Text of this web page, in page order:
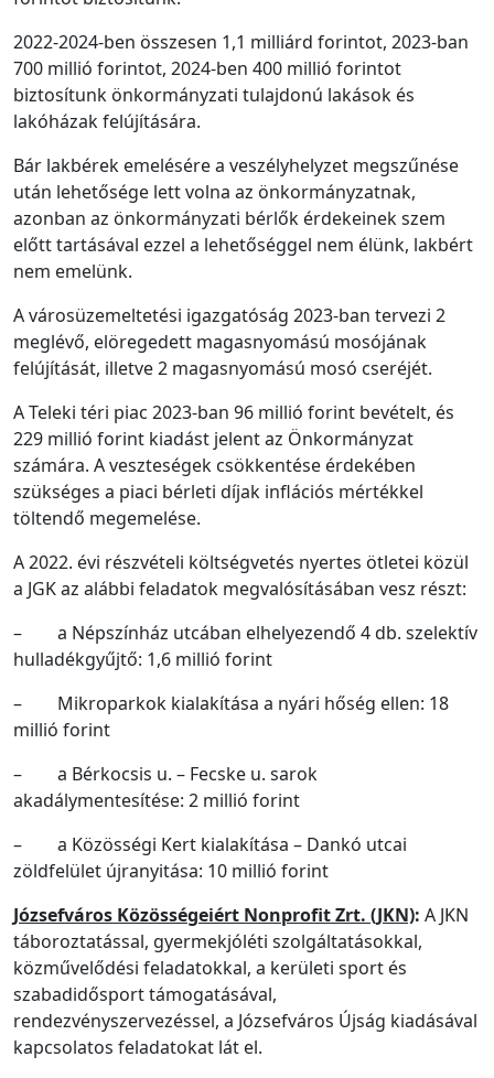
2022-2024-ben összesen 1,1 milliárd forintot, 2023-ban
700 millió forintot, 2024-ben 400 millió forintot
biztosítunk önkormányzati tulajdonú lakások és
lakóházak felújítására.
Bár lakbérek emelésére a veszélyhelyzet megszűnése
után lehetősége lett volna az önkormányzatnak,
azonban az önkormányzati bérlők érdekeinek szem
előtt tartásával ezzel a lehetőséggel nem élünk, lakbért
nem emelünk.
A városüzemeltetési igazgatóság 2023-ban tervezi 2
meglévő, elöregedett magasnyomású mosójának
felújítását, illetve 2 magasnyomású mosó cseréjét.
A Teleki téri piac 2023-ban 96 millió forint bevételt, és
229 millió forint kiadást jelent az Önkormányzat
számára. A veszteségek csökkentése érdekében
szükséges a piaci bérleti díjak inflációs mértékkel
töltendő megemelése.
A 2022. évi részvételi költségvetés nyertes ötletei közül
a JGK az alábbi feladatok megvalósításában vesz részt:
– a Népszínház utcában elhelyezendő 4 db. szelektív
hulladékgyűjtő: 1,6 millió forint
– Mikroparkok kialakítása a nyári hőség ellen: 18
millió forint
– a Bérkocsis u. – Fecske u. sarok
akadálymentesítése: 2 millió forint
– a Közösségi Kert kialakítása – Dankó utcai
zöldfelület újranyitása: 10 millió forint
Józsefváros Közösségeiért Nonprofit Zrt. (JKN): A JKN
táboroztatással, gyermekjóléti szolgáltatásokkal,
közművelődési feladatokkal, a kerületi sport és
szabadidősport támogatásával,
rendezvényszervezéssel, a Józsefváros Újság kiadásával
kapcsolatos feladatokat lát el.